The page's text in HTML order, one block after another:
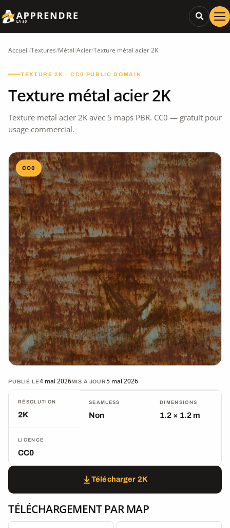
Accueil/Textures/Métal/Acier/Texture métal acier 2K
TEXTURE 2K · CC0 PUBLIC DOMAIN
Texture métal acier 2K
Texture metal acier 2K avec 5 maps PBR. CC0 — gratuit pour
usage commercial.
CC0
PUBLIÉ LE4 mai 2026MIS À JOUR5 mai 2026
RÉSOLUTION
2K
SEAMLESS
Non
DIMENSIONS
1.2 × 1.2 m
LICENCE
CC0
Télécharger 2K
TÉLÉCHARGEMENT PAR MAP